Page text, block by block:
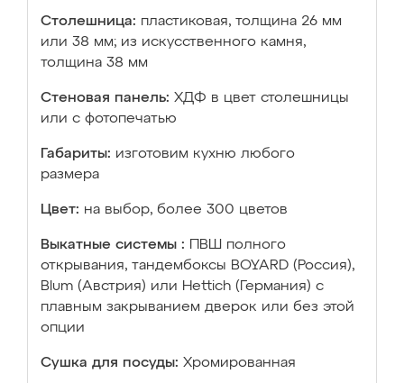
Столешница: пластиковая, толщина 26 мм
или 38 мм; из искусственного камня,
толщина 38 мм
Стеновая панель: ХДФ в цвет столешницы
или с фотопечатью
Габариты: изготовим кухню любого
размера
Цвет: на выбор, более 300 цветов
Выкатные системы :
ПВШ полного
открывания, тандембоксы BOYARD (Россия),
Blum (Австрия) или Hettich (Германия) с
плавным закрыванием дверок или без этой
опции
Сушка для посуды: Хромированная